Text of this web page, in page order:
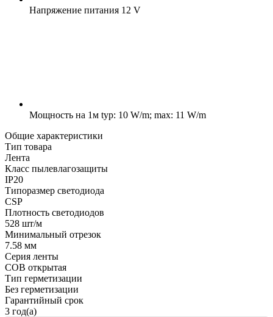
Напряжение питания 12 V
Мощность на 1м typ: 10 W/m; max: 11 W/m
Общие характеристики
Тип товара
Лента
Класс пылевлагозащиты
IP20
Типоразмер светодиода
CSP
Плотность светодиодов
528 шт/м
Минимальный отрезок
7.58 мм
Серия ленты
COB открытая
Тип герметизации
Без герметизации
Гарантийный срок
3 год(а)